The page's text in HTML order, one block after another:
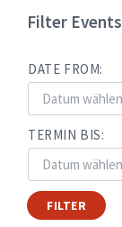
Filter Events
DATE FROM:
TERMIN BIS:
FILTER